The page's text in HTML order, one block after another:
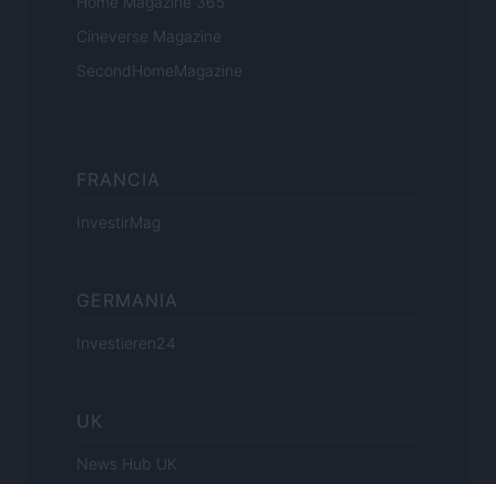
Cineverse Magazine
SecondHomeMagazine
FRANCIA
InvestirMag
GERMANIA
Investieren24
UK
News Hub UK